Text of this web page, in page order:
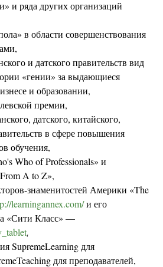
и ряда других организаций
в области совершенствования
и датского правительств вид
«гении» за выдающиеся
и образовании,
премии,
датского, китайского,
в сфере повышения
обучения,
Who of Professionals» и
A to Z»,
знаменитостей Америки «The
learningannex.com/и его
«Сити Класс» —
,
SupremeLearning для
для преподавателей,